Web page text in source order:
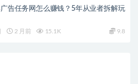
告任务网怎么赚钱？5年从业者拆解玩
2 月前 15.1K 9.8